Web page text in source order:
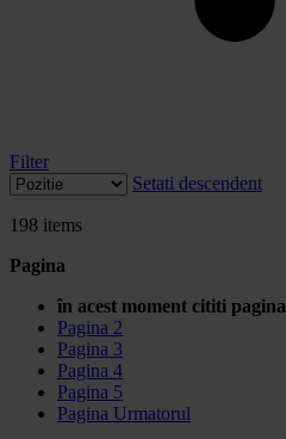
Filter
Setati descendent
198 items
Pagina
în acest moment cititi pagina
Pagina 2
Pagina 3
Pagina 4
Pagina 5
Pagina Urmatorul